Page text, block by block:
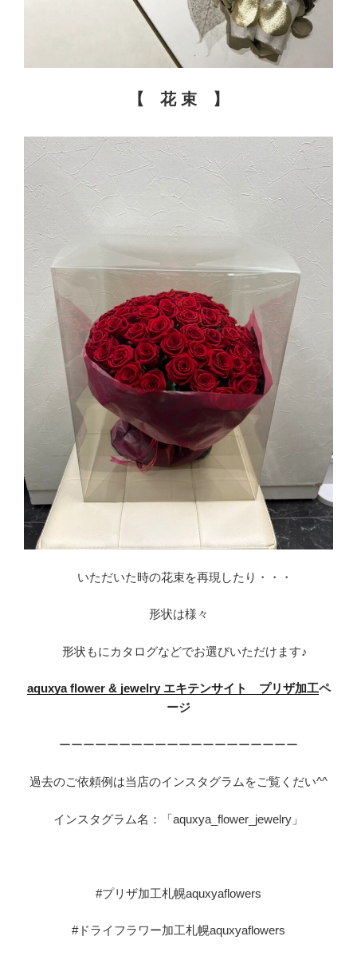
【 花 束 】
いただいた時の花束を再現したり・・・
形状は様々
形状もにカタログなどでお選びいただけます♪
aquxya flower & jewelry エキテンサイト プリザ加工ペ
ージ
ーーーーーーーーーーーーーーーーーーーー
過去のご依頼例は当店のインスタグラムをご覧くだい^^
インスタグラム名：「aquxya_flower_jewelry」
#プリザ加工札幌aquxyaflowers
#ドライフラワー加工札幌aquxyaflowers